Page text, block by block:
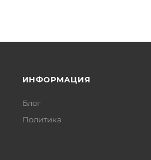
ИНФОРМАЦИЯ
Блог
Политика